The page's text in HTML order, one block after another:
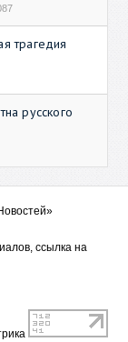
трагедия
русского
ссылка на